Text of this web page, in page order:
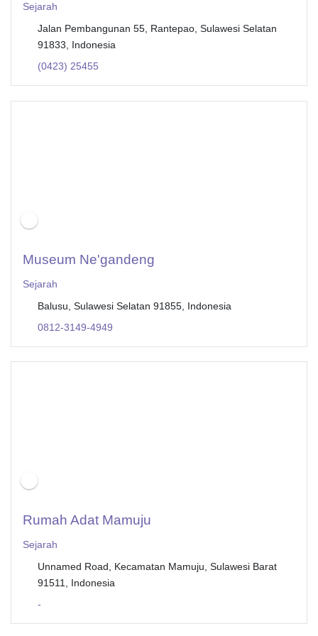
Sejarah
Jalan Pembangunan 55, Rantepao, Sulawesi Selatan
91833, Indonesia
(0423) 25455
Museum Ne'gandeng
Sejarah
Balusu, Sulawesi Selatan 91855, Indonesia
0812-3149-4949
Rumah Adat Mamuju
Sejarah
Unnamed Road, Kecamatan Mamuju, Sulawesi Barat
91511, Indonesia
-